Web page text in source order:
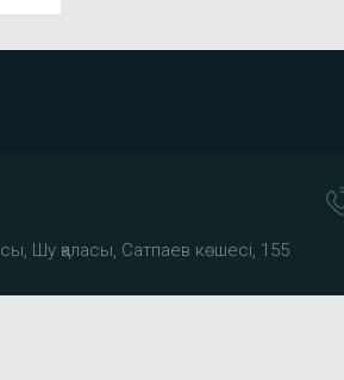
Шу қаласы, Сатпаев көшесі, 155